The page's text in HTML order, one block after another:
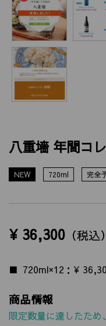
八重墻 年間コ
NEW 720ml 完全
¥ 36,300 （税込）
720ml×12：¥
商品情報
限定数量に達したた